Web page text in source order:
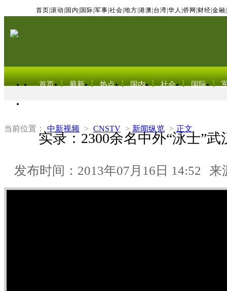
首页 滚动 国内 国际 军事 社会 地方 港澳 台湾 华人 侨网 财经 金融
首页 最新 热点 国内 社会 国际
当前位置： 中新视频 > CNSTV > 新闻纵览 > 正文
实录：2300余名中外“泳士”
发布时间：2013年07月16日 14:52 来